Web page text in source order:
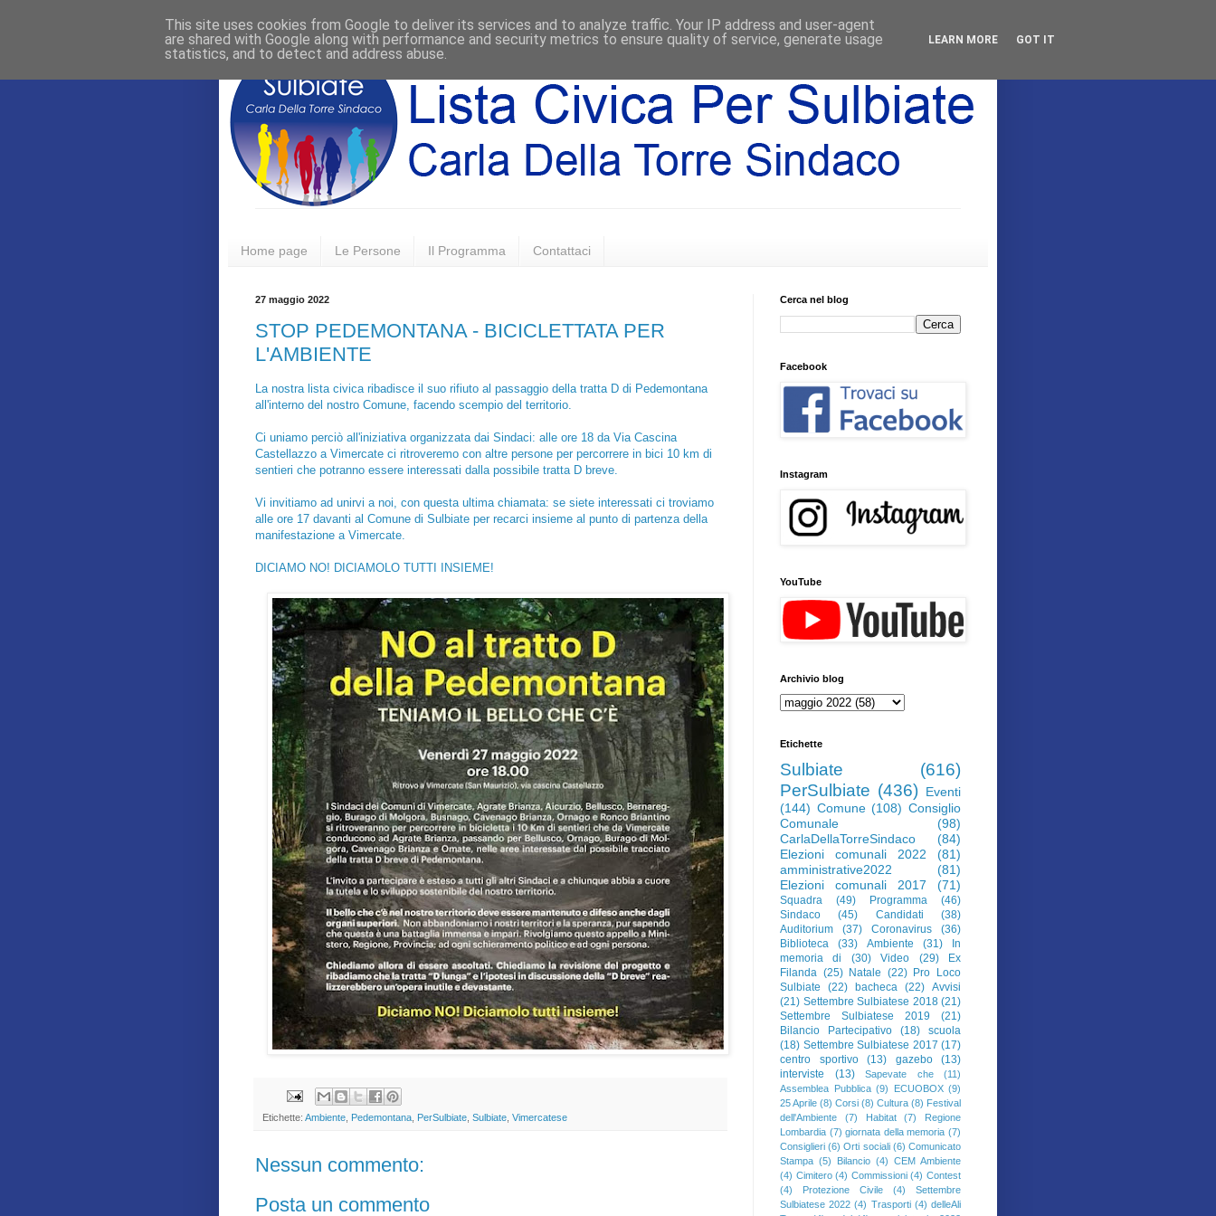
Home page Le Persone Il Programma Contattaci
27 maggio 2022
STOP PEDEMONTANA - BICICLETTATA PER
L'AMBIENTE
La nostra lista civica ribadisce il suo rifiuto al passaggio della tratta D di Pedemontana
all'interno del nostro Comune, facendo scempio del territorio.
Ci uniamo perciò all'iniziativa organizzata dai Sindaci: alle ore 18 da Via Cascina
Castellazzo a Vimercate ci ritroveremo con altre persone per percorrere in bici 10 km di
sentieri che potranno essere interessati dalla possibile tratta D breve.
Vi invitiamo ad unirvi a noi, con questa ultima chiamata: se siete interessati ci troviamo
alle ore 17 davanti al Comune di Sulbiate per recarci insieme al punto di partenza della
manifestazione a Vimercate.
DICIAMO NO! DICIAMOLO TUTTI INSIEME!
Etichette: Ambiente Pedemontana PerSulbiate Sulbiate Vimercatese
Nessun commento:
Posta un commento
Cerca nel blog
Facebook
Instagram
YouTube
Archivio blog
Etichette
Sulbiate
(616)
PerSulbiate (436) Eventi
(144) Comune (108) Consiglio
Comunale
(98)
CarlaDellaTorreSindaco
(84)
Elezioni comunali 2022
(81)
amministrative2022
(81)
Elezioni comunali 2017
(71)
Squadra (49) Programma
(46)
Sindaco
(45) Candidati
(38)
Auditorium
(37) Coronavirus
(36)
Biblioteca
(33) Ambiente (31)
In
memoria di
(30) Video (29)
Ex
Filanda (25) Natale (22) Pro Loco
Sulbiate
(22) bacheca (22) Avvisi
(21) Settembre Sulbiatese 2018 (21)
Settembre Sulbiatese 2019
(21)
Bilancio Partecipativo
(18)
scuola
(18) Settembre Sulbiatese 2017 (17)
centro sportivo
(13) gazebo
(13)
interviste
(13) Sapevate che
(11)
Assemblea Pubblica (9) ECUOBOX (9)
25 Aprile (8) Corsi (8) Cultura (8) Festival
dell'Ambiente
(7) Habitat (7)
Regione
Lombardia (7) giornata della memoria (7)
Consiglieri (6) Orti sociali (6) Comunicato
Stampa (5) Bilancio (4) CEM Ambiente
(4) Cimitero (4) Commissioni (4) Contest
(4)
Protezione Civile (4)
Settembre
Sulbiatese 2022 (4) Trasporti (4) delleAli
This site uses cookies from Google to deliver its services and to analyze traffic. Your IP address and user-agent
are shared with Google along with performance and security metrics to ensure quality of service, generate usage
statistics, and to detect and address abuse.
LEARN MORE GOT IT